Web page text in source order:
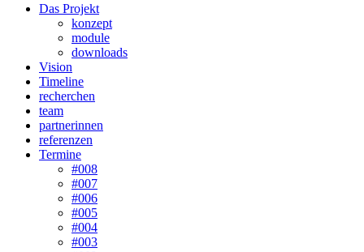
Das Projekt
konzept
module
downloads
Vision
Timeline
recherchen
team
partnerinnen
referenzen
Termine
#008
#007
#006
#005
#004
#003